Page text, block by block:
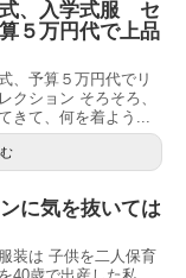
、入学式服 セ
５万円代で上品
、予算５万円代でリ
クション そろそろ、
きて、何を着よう...
に気を抜いては
装は 子供を二人保育